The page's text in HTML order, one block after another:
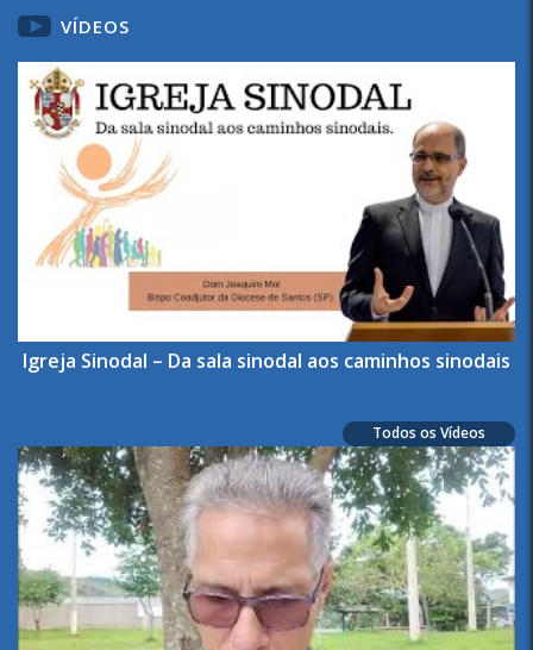
VÍDEOS
Igreja Sinodal – Da sala sinodal aos caminhos sinodais
Todos os Vídeos